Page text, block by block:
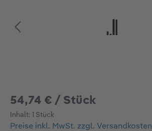
54,74 € / Stück
Inhalt: 1 Stück
Preise inkl. MwSt. zzgl. Versandkosten